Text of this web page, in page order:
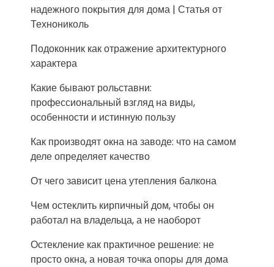
надежного покрытия для дома | Статья от
Технониколь
Подоконник как отражение архитектурного
характера
Какие бывают рольставни:
профессиональный взгляд на виды,
особенности и истинную пользу
Как производят окна на заводе: что на самом
деле определяет качество
От чего зависит цена утепления балкона
Чем остеклить кирпичный дом, чтобы он
работал на владельца, а не наоборот
Остекление как практичное решение: не
просто окна, а новая точка опоры для дома